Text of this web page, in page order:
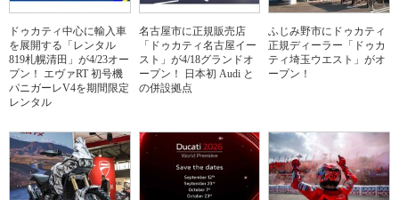
ドゥカティ中心に輸入車
を展開する「レンタル
819札幌清田」が4/23オー
プン！ エヴァRT 初号機
パニガーレV4を期間限定
レンタル
名古屋市に正規販売店
「ドゥカティ名古屋イー
スト」が4/18グランドオ
ープン！ 日本初 Audi と
の併設拠点
ふじみ野市にドゥカティ
正規ディーラー「ドゥカ
ティ埼玉ウエスト」がオ
ープン！